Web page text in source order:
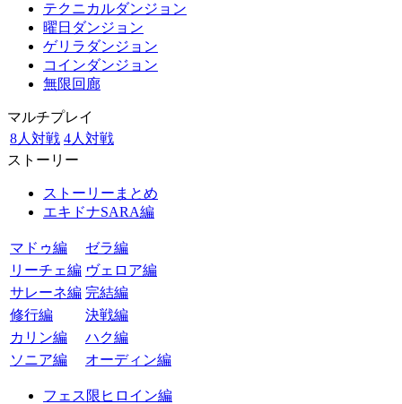
テクニカルダンジョン
曜日ダンジョン
ゲリラダンジョン
コインダンジョン
無限回廊
マルチプレイ
8人対戦 4人対戦
ストーリー
ストーリーまとめ
エキドナSARA編
マドゥ編
ゼラ編
リーチェ編 ヴェロア編
サレーネ編 完結編
修行編
決戦編
カリン編
ハク編
ソニア編
オーディン編
フェス限ヒロイン編